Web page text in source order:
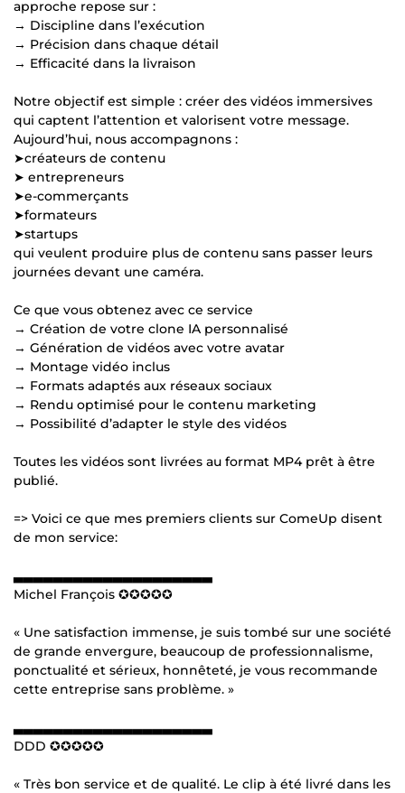
approche repose sur :
→ Discipline dans l’exécution
→ Précision dans chaque détail
→ Efficacité dans la livraison
Notre objectif est simple : créer des vidéos immersives
qui captent l’attention et valorisent votre message.
Aujourd’hui, nous accompagnons :
➤créateurs de contenu
➤ entrepreneurs
➤e-commerçants
➤formateurs
➤startups
qui veulent produire plus de contenu sans passer leurs
journées devant une caméra.
Ce que vous obtenez avec ce service
→ Création de votre clone IA personnalisé
→ Génération de vidéos avec votre avatar
→ Montage vidéo inclus
→ Formats adaptés aux réseaux sociaux
→ Rendu optimisé pour le contenu marketing
→ Possibilité d’adapter le style des vidéos
Toutes les vidéos sont livrées au format MP4 prêt à être
publié.
=> Voici ce que mes premiers clients sur ComeUp disent
de mon service:
▃▃▃▃▃▃▃▃▃▃▃▃▃▃▃▃▃▃▃▃
Michel François ✪✪✪✪✪
« Une satisfaction immense, je suis tombé sur une société
de grande envergure, beaucoup de professionnalisme,
ponctualité et sérieux, honnêteté, je vous recommande
cette entreprise sans problème. »
▃▃▃▃▃▃▃▃▃▃▃▃▃▃▃▃▃▃▃▃
DDD ✪✪✪✪✪
« Très bon service et de qualité. Le clip à été livré dans les